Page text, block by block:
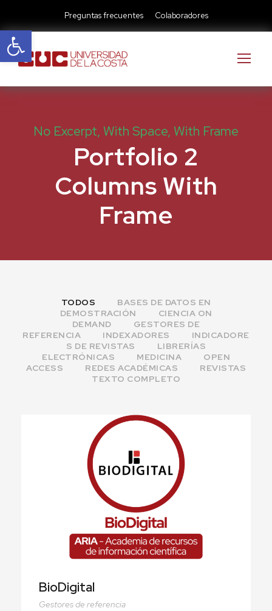
Abrir barra de herramientas
Preguntas frecuentes Colaboradores
No Excerpt, With Space, With Frame
Portfolio 2
Columns With
Frame
TODOS
BASES DE DATOS EN
DEMOSTRACIÓN
CIENCIA ON
DEMAND
GESTORES DE
REFERENCIA
INDEXADORES
INDICADORE
S DE REVISTAS
LIBRERÍAS
ELECTRÓNICAS
MEDICINA
OPEN
ACCESS
REDES ACADÉMICAS
REVISTAS
TEXTO COMPLETO
BioDigital
BioDigital
Gestores de referencia